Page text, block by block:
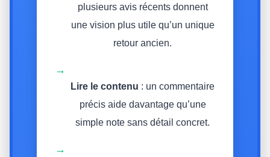
plusieurs avis récents donnent
une vision plus utile qu’un unique
retour ancien.
→
Lire le contenu : un commentaire
précis aide davantage qu’une
simple note sans détail concret.
→